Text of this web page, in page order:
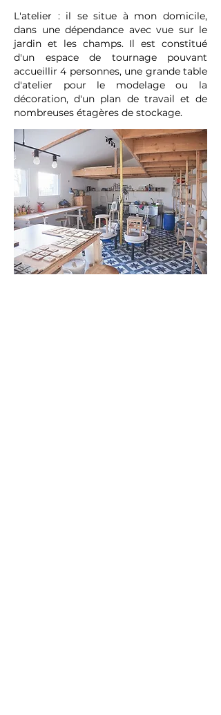
L'atelier : il se situe à mon domicile,
dans une dépendance avec vue sur le
jardin et les champs. Il est constitué
d'un espace de tournage pouvant
accueillir 4 personnes, une grande table
d'atelier pour le modelage ou la
décoration, d'un plan de travail et de
nombreuses étagères de stockage.